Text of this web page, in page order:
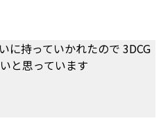
に持っていかれたので 3DCG
と思っています